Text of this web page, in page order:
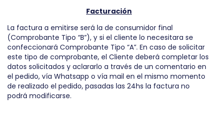
Facturación
La factura a emitirse será la de consumidor final
(Comprobante Tipo “B”), y si el cliente lo necesitara se
confeccionará Comprobante Tipo “A”. En caso de solicitar
este tipo de comprobante, el Cliente deberá completar los
datos solicitados y aclararlo a través de un comentario en
el pedido, vía Whatsapp o vía mail en el mismo momento
de realizado el pedido, pasadas las 24hs la factura no
podrá modificarse.